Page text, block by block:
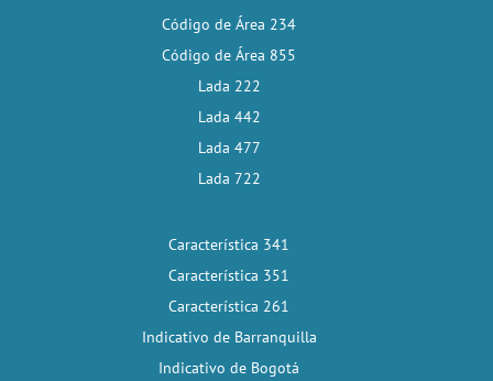
Código de Área 234
Código de Área 855
Lada 222
Lada 442
Lada 477
Lada 722
Característica 341
Característica 351
Característica 261
Indicativo de Barranquilla
Indicativo de Bogotá